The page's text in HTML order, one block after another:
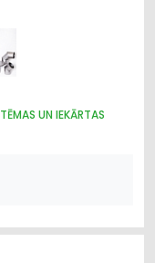
UN IEKĀRTAS